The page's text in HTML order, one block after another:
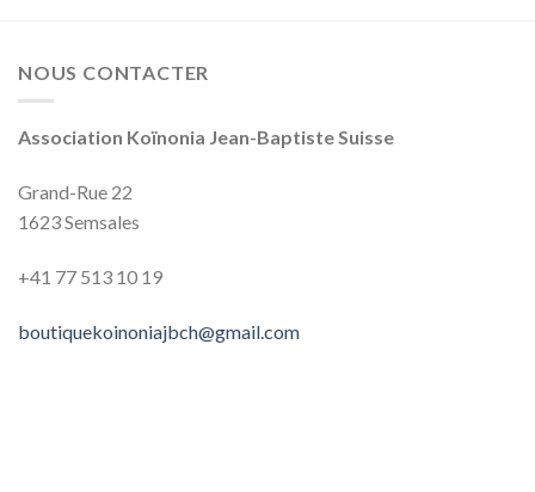
NOUS CONTACTER
Association Koïnonia Jean-Baptiste Suisse
Grand-Rue 22
1623 Semsales
+41 77 513‬‬‬ 10‬‬‬ 19‬‬‬
boutiquekoinoniajbch@gmail.com